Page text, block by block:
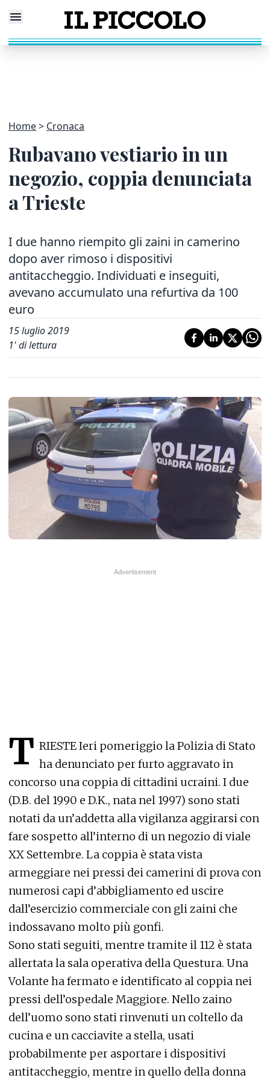
Home Cronaca
Rubavano vestiario in un
negozio, coppia denunciata
a Trieste
I due hanno riempito gli zaini in camerino
dopo aver rimoso i dispositivi
antitaccheggio. Individuati e inseguiti,
avevano accumulato una refurtiva da 100
euro
15 luglio 2019
1' di lettura
T RIESTE Ieri pomeriggio la Polizia di Stato
ha denunciato per furto aggravato in
concorso una coppia di cittadini ucraini. I due
(D.B. del 1990 e D.K., nata nel 1997) sono stati
notati da un’addetta alla vigilanza aggirarsi con
fare sospetto all’interno di un negozio di viale
XX Settembre. La coppia è stata vista
armeggiare nei pressi dei camerini di prova con
numerosi capi d’abbigliamento ed uscire
dall’esercizio commerciale con gli zaini che
indossavano molto più gonfi.
Sono stati seguiti, mentre tramite il 112 è stata
allertata la sala operativa della Questura. Una
Volante ha fermato e identificato al coppia nei
pressi dell’ospedale Maggiore. Nello zaino
dell’uomo sono stati rinvenuti un coltello da
cucina e un cacciavite a stella, usati
probabilmente per asportare i dispositivi
antitaccheggio, mentre in quello della donna